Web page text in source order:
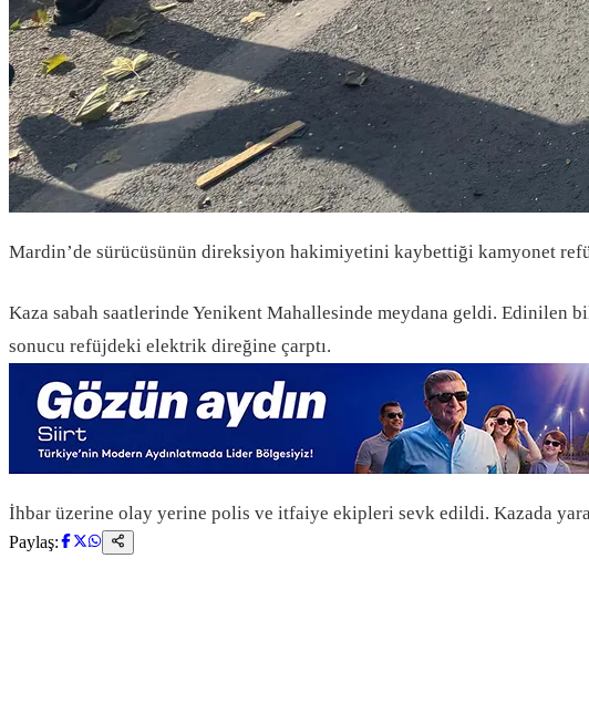
Mardin’de sürücüsünün direksiyon hakimiyetini kaybettiği kamyonet
Kaza sabah saatlerinde Yenikent Mahallesinde meydana geldi.
sonucu refüjdeki elektrik direğine çarptı.
İhbar üzerine olay yerine polis ve itfaiye ekipleri sevk edildi. Kazada
Paylaş: